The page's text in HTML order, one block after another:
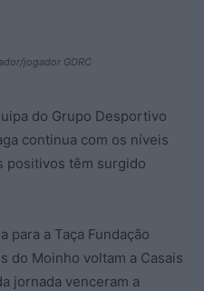
jogador GDRC
do Grupo Desportivo
continua com os níveis
positivos têm surgido
para a Taça Fundação
do Moinho voltam a Casais
jornada venceram a